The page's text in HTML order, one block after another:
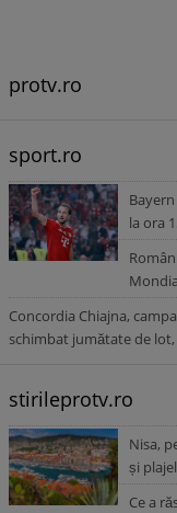
protv.ro
sport.ro
la ora
Concordia Chiajna,
schimbat jumătate de lot,
stirileprotv.ro
Nisa,
și
Ce a